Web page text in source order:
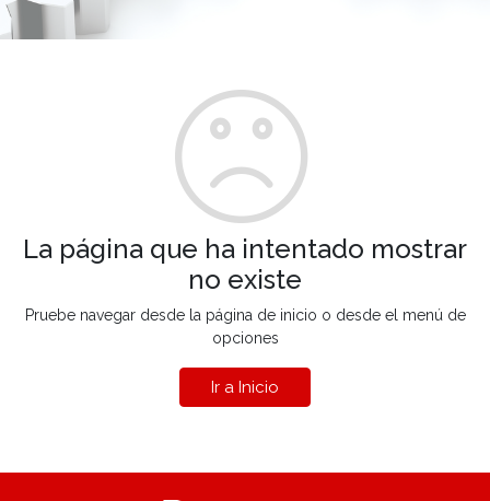
La página que ha intentado mostrar
no existe
Pruebe navegar desde la página de inicio o desde el menú de
opciones
Ir a Inicio